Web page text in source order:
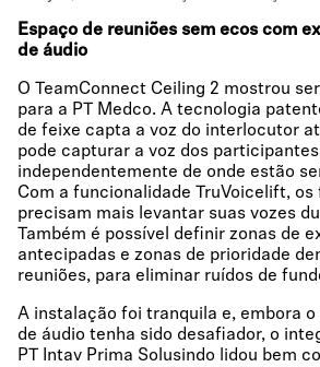
Espaço de reuniões sem ecos com
de áudio
O TeamConnect Ceiling 2 mostrou
para a PT Medco. A tecnologia
de feixe capta a voz do interlocutor
pode capturar a voz dos
independentemente de onde estão
Com a funcionalidade TruVoicelift, os
precisam mais levantar suas vozes
Também é possível definir zonas de
antecipadas e zonas de prioridade
reuniões, para eliminar ruídos de
A instalação foi tranquila e, embora
de áudio tenha sido desafiador, o
PT Intav Prima Solusindo lidou bem